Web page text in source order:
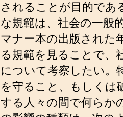
されることが目的であ
な規範は、社会の一般
マナー本の出版された
る規範を見ることで、
について考察したい。
を守ること、もしくは
する人々の間で何らか